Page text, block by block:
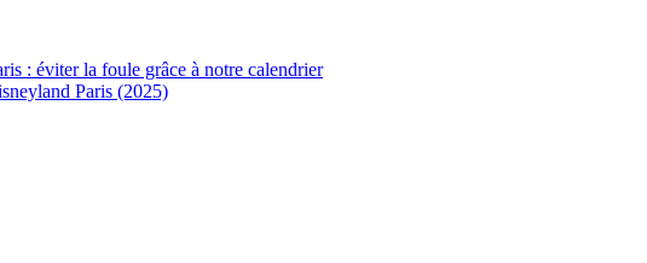
: éviter la foule grâce à notre calendrier
Paris (2025)